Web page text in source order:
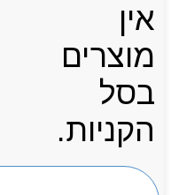
אין
מוצרים
בסל
הקניות.